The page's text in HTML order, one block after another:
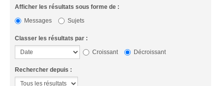
Afficher les résultats sous forme de :
Messages
Sujets
Classer les résultats par :
Croissant
Décroissant
Rechercher depuis :